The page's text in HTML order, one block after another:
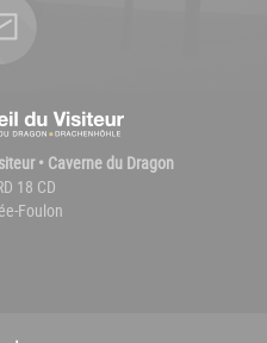
• Caverne du Dragon
18 CD
Foulon